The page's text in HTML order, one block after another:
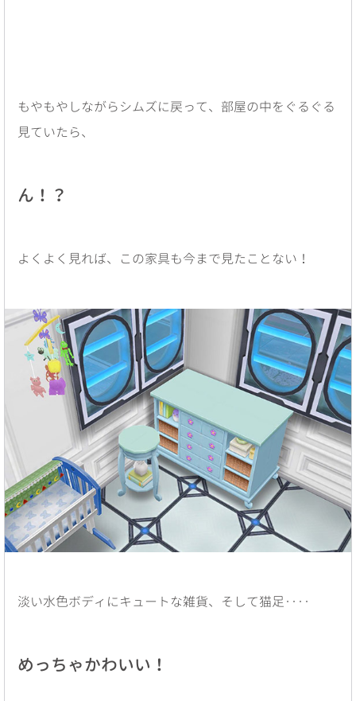
もやもやしながらシムズに戻って、部屋の中をぐるぐる
見ていたら、
ん！？
よくよく見れば、この家具も今まで見たことない！
淡い水色ボディにキュートな雑貨、そして猫足‥‥
めっちゃかわいい！